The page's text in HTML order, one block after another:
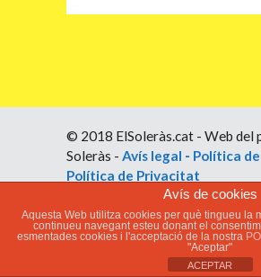
© 2018 ElSoleràs.cat - Web del
Soleràs - Avís legal - Política
Política de Privacitat
Avís de cookies
Aquesta Web utilitza cookies per què tingueu la
continueu navegant esteu donant el
esmentades cookies i l'acceptació de la nostra
"Aceptar"
ACEPTAR